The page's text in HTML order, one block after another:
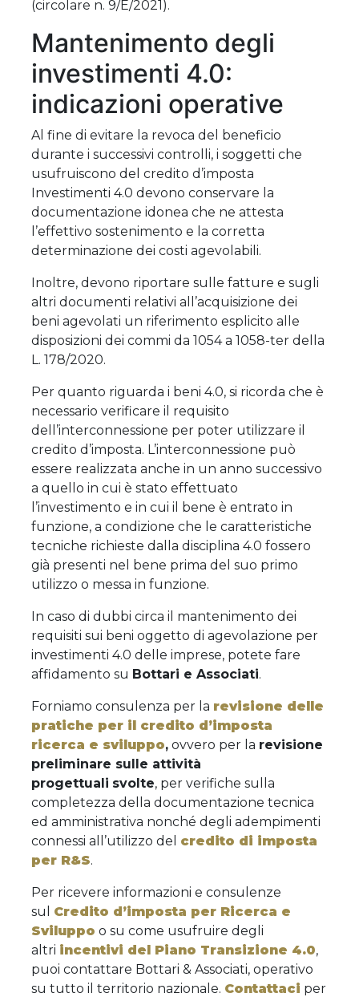
(circolare n. 9/E/2021).
Mantenimento degli
investimenti 4.0:
indicazioni operative
Al fine di evitare la revoca del beneficio
durante i successivi controlli, i soggetti che
usufruiscono del credito d’imposta
Investimenti 4.0 devono conservare la
documentazione idonea che ne attesta
l’effettivo sostenimento e la corretta
determinazione dei costi agevolabili.
Inoltre, devono riportare sulle fatture e sugli
altri documenti relativi all’acquisizione dei
beni agevolati un riferimento esplicito alle
disposizioni dei commi da 1054 a 1058-ter della
L. 178/2020.
Per quanto riguarda i beni 4.0, si ricorda che è
necessario verificare il requisito
dell’interconnessione per poter utilizzare il
credito d’imposta. L’interconnessione può
essere realizzata anche in un anno successivo
a quello in cui è stato effettuato
l’investimento e in cui il bene è entrato in
funzione, a condizione che le caratteristiche
tecniche richieste dalla disciplina 4.0 fossero
già presenti nel bene prima del suo primo
utilizzo o messa in funzione.
In caso di dubbi circa il mantenimento dei
requisiti sui beni oggetto di agevolazione per
investimenti 4.0 delle imprese, potete fare
affidamento su Bottari e Associati.
Forniamo consulenza per la revisione delle
pratiche per il credito d’imposta
ricerca e sviluppo, ovvero per la revisione
preliminare sulle attività
progettuali svolte, per verifiche sulla
completezza della documentazione tecnica
ed amministrativa nonché degli adempimenti
connessi all’utilizzo del credito di imposta
per R&S.
Per ricevere informazioni e consulenze
sul Credito d’imposta per Ricerca e
Sviluppo o su come usufruire degli
altri incentivi del Piano Transizione 4.0,
puoi contattare Bottari & Associati, operativo
su tutto il territorio nazionale. Contattaci per